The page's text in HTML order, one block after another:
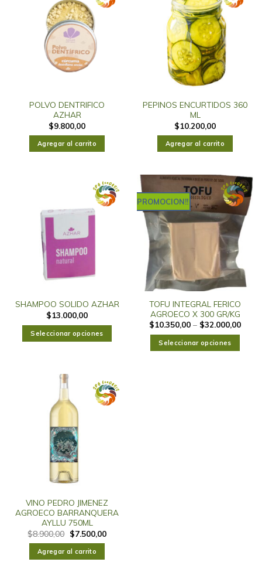
POLVO DENTRIFICO
AZHAR
$9.800,00
Agregar al carrito
PEPINOS ENCURTIDOS 360
ML
$10.200,00
Agregar al carrito
SHAMPOO SOLIDO AZHAR
$13.000,00
Seleccionar opciones
PROMOCION!!
TOFU INTEGRAL FERICO
AGROECO X 300 GR/KG
$10.350,00 – $32.000,00
Seleccionar opciones
VINO PEDRO JIMENEZ
AGROECO BARRANQUERA
AYLLU 750ML
$8.900,00 $7.500,00
Agregar al carrito